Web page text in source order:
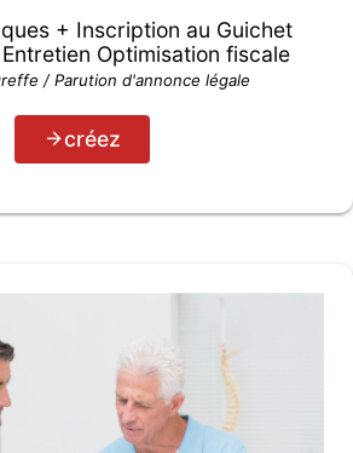
+ Inscription au Guichet
Optimisation fiscale
/ Parution d'annonce légale
créez